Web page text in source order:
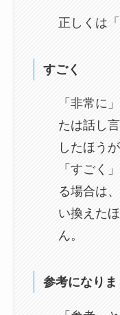
正しくは
すごく
「非常に
たは話し
したほう
「すごく
る場合は
い換えた
ん。
参考になりま